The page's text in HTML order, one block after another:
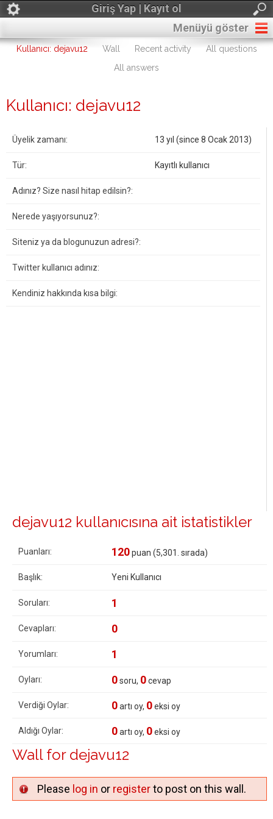
Giriş Yap | Kayıt ol
Menüyü göster
Kullanıcı: dejavu12 Wall Recent activity
All questions
All answers
Kullanıcı: dejavu12
Üyelik zamanı: 13 yıl (since 8 Ocak 2013)
Tür: Kayıtlı kullanıcı
Adınız? Size nasıl hitap edilsin?:
Nerede yaşıyorsunuz?:
Siteniz ya da blogunuzun adresi?:
Twitter kullanıcı adınız:
Kendiniz hakkında kısa bilgi:
dejavu12 kullanıcısına ait istatistikler
Puanları: 120puan (5,301 . sırada)
Başlık: Yeni Kullanıcı
Soruları: 1
Cevapları: 0
Yorumları: 1
Oyları: 0soru, 0cevap
Verdiği Oylar: 0artı oy, 0eksi oy
Aldığı Oylar: 0artı oy, 0eksi oy
Wall for dejavu12
Please log in or registerto post on this wall.